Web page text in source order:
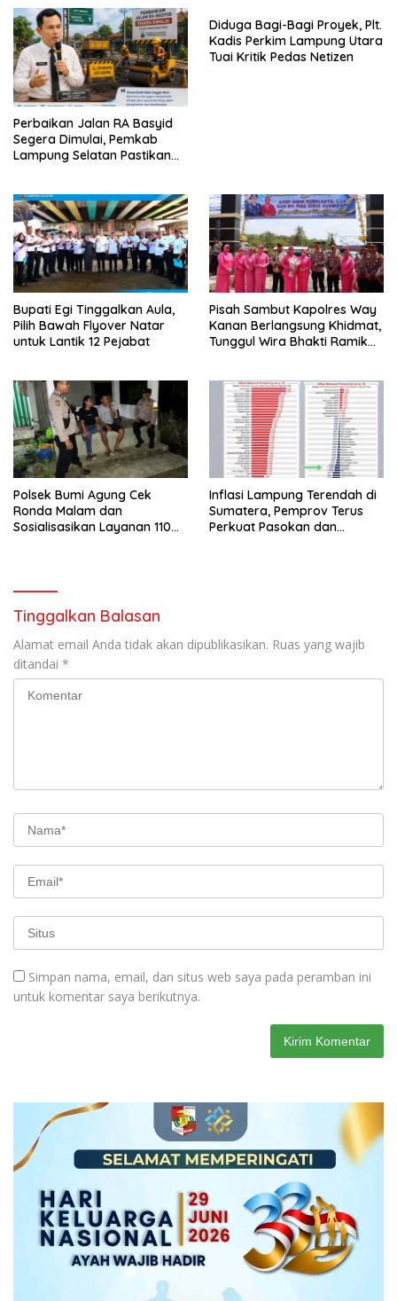
Perbaikan Jalan RA Basyid
Segera Dimulai, Pemkab
Lampung Selatan Pastikan
Diduga Bagi-Bagi Proyek, Plt.
Kadis Perkim Lampung Utara
Tuai Kritik Pedas Netizen
Bupati Egi Tinggalkan Aula,
Pilih Bawah Flyover Natar
untuk Lantik 12 Pejabat
Pisah Sambut Kapolres Way
Kanan Berlangsung Khidmat,
Tunggul Wira Bhakti Ramik
Polsek Bumi Agung Cek
Ronda Malam dan
Sosialisasikan Layanan 110
Inflasi Lampung Terendah di
Sumatera, Pemprov Terus
Perkuat Pasokan dan
Tinggalkan Balasan
Alamat email Anda tidak akan dipublikasikan. Ruas yang wajib
ditandai *
Simpan nama, email, dan situs web saya pada peramban ini
untuk komentar saya berikutnya.